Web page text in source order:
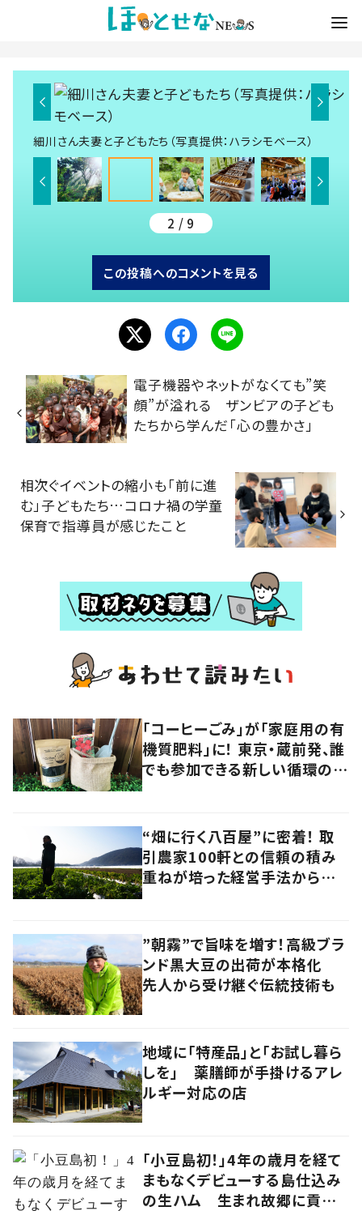
細川さん夫妻と子どもたち（写真提供：ハラシモベース）
2 / 9
この投稿へのコメントを見る
電子機器やネットがなくても”笑
顔”が溢れる ザンビアの子ども
たちから学んだ「心の豊かさ」
相次ぐイベントの縮小も「前に進
む」子どもたち…コロナ禍の学童
保育で指導員が感じたこと
「コーヒーごみ」が「家庭用の有
機質肥料」に！ 東京・蔵前発、誰
でも参加できる新しい循環の仕
“畑に行く八百屋”に密着！ 取
引農家100軒との信頼の積み
重ねが培った経営手法から見
”朝霧”で旨味を増す！高級ブラ
ンド黒大豆の出荷が本格化
先人から受け継ぐ伝統技術も
地域に「特産品」と「お試し暮ら
しを」 薬膳師が手掛けるアレ
ルギー対応の店
「小豆島初！」4年の歳月を経て
まもなくデビューする島仕込み
の生ハム 生まれ故郷に貢献